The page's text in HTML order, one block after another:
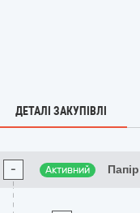
ДЕТАЛІ ЗАКУПІВЛІ
- Активний